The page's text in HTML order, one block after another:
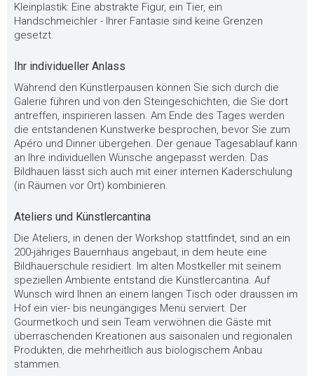
Kleinplastik: Eine abstrakte Figur, ein Tier, ein
Handschmeichler - Ihrer Fantasie sind keine Grenzen
gesetzt.
Ihr individueller Anlass
Während den Künstlerpausen können Sie sich durch die
Galerie führen und von den Steingeschichten, die Sie dort
antreffen, inspirieren lassen. Am Ende des Tages werden
die entstandenen Kunstwerke besprochen, bevor Sie zum
Apéro und Dinner übergehen. Der genaue Tagesablauf kann
an Ihre individuellen Wünsche angepasst werden. Das
Bildhauen lässt sich auch mit einer internen Kaderschulung
(in Räumen vor Ort) kombinieren.
Ateliers und Künstlercantina
Die Ateliers, in denen der Workshop stattfindet, sind an ein
200-jähriges Bauernhaus angebaut, in dem heute eine
Bildhauerschule residiert. Im alten Mostkeller mit seinem
speziellen Ambiente entstand die Künstlercantina. Auf
Wunsch wird Ihnen an einem langen Tisch oder draussen im
Hof ein vier- bis neungängiges Menü serviert. Der
Gourmetkoch und sein Team verwöhnen die Gäste mit
überraschenden Kreationen aus saisonalen und regionalen
Produkten, die mehrheitlich aus biologischem Anbau
stammen.